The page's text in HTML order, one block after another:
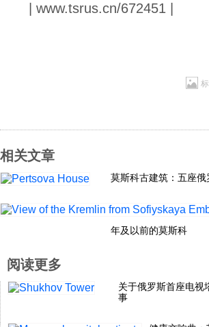
| www.tsrus.cn/672451 |
相关文章
莫斯科古建筑：五座
年及以前的莫斯科
阅读更多
关于俄罗斯首座电
事